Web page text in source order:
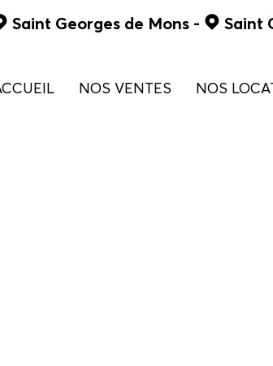
Saint Georges de Mons - Saint
ACCUEIL NOS VENTES NOS